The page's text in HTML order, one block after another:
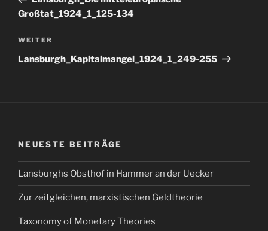
Großtat_1924_1_125-134
Nächster
Beitrag
WEITER
Lansburgh_Kapitalmangel_1924_1_249-255
NEUESTE BEITRÄGE
Lansburghs Obsthof in Hammer an der Uecker
Zur zeitgleichen, marxistischen Geldtheorie
Taxonomy of Monetary Theories